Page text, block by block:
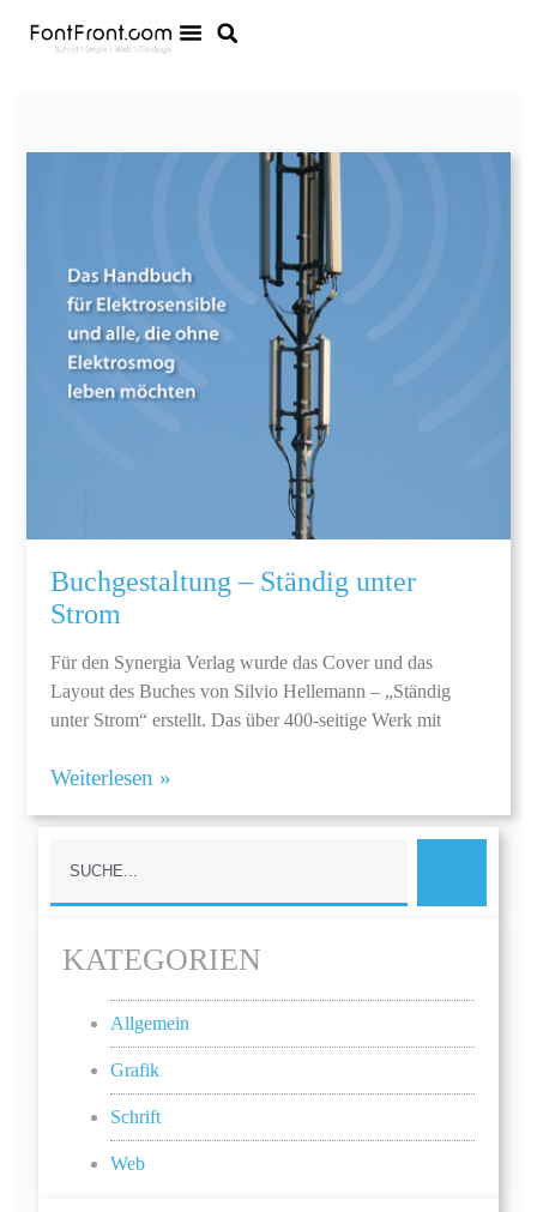
Buchgestaltung – Ständig unter
Strom
Für den Synergia Verlag wurde das Cover und das
Layout des Buches von Silvio Hellemann – „Ständig
unter Strom“ erstellt. Das über 400-seitige Werk mit
Weiterlesen »
KATEGORIEN
Allgemein
Grafik
Schrift
Web